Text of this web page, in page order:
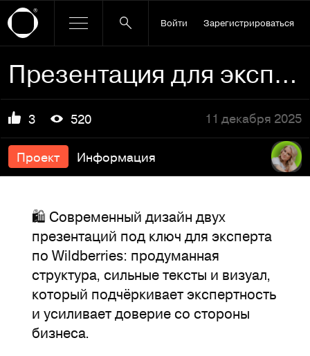
Войти Зарегистрироваться
Презентация для эксперта по маркетплейсу Wildberries
3 520 11 декабря 2025
Проект Информация
🛍️ Современный дизайн двух
презентаций под ключ для эксперта
по Wildberries: продуманная
структура, сильные тексты и визуал,
который подчёркивает экспертность
и усиливает доверие со стороны
бизнеса.